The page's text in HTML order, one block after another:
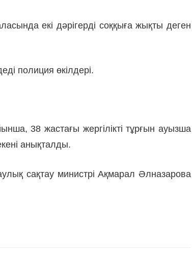
екі дәрігерді соққыға жықты деген
полиция өкілдері.
38 жастағы жергілікті тұрғын ауызша
анықталды.
сақтау министрі Ақмарал Әлназарова